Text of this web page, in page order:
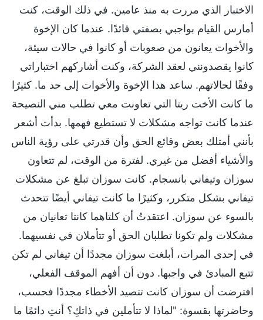
الاختبار الذي مررت به منذ عامين. في ذلك الوقت، كنت
أمارس القيام بواجبي بصفتي قائدًا. عندما كان الإخوة
والأخوات يعانون من صعوبات أو كانوا في حالات سيئة،
كانوا يقصدونني لعقد الشركة، وكنت أشاركهم اختباراتي
وفقًا لحالاتهم. ساعد هذا الإخوة والأخوات إلى حد ما. كثيرًا
ما كانت الأخت ريتا التي تعاونت معي تطلب مني النصيحة
عندما كانت تواجه مشكلات لا تستطيع فهمها. بدأت أشعر
بأنني أمتلك بعض وقائع الحق وأن قدرتي على رؤية الناس
والأشياء أفضل من غيري. لفترة من الوقت، لم تتعاون
سوزان وتيفاني بانسجام. كانت سوزان تبلغ عن مشكلات
تيفاني بشكل متكرر، وكثيرًا ما كانت تيفاني أيضًا تتحدث
بالسوء عن سوزان. اعتقدتُ أن كلتاهما كانتا تعانيان من
مشكلات ولم تكونا تطلبان الحق أو تتأملان في نفسيهما.
في إحدى المرات، أبلغت سوزان مجددًا أن تيفاني لم تكن
تتبع المبادئ في واجبها. دون أن أفهم الموقف الفعلي،
افترضت أن سوزان كانت تتصيد الأخطاء مجددًا فحسب،
وحاضرتها بقسوة: "لماذا لا تتأملين في ذاتكِ؟ أنتِ دائمًا ما